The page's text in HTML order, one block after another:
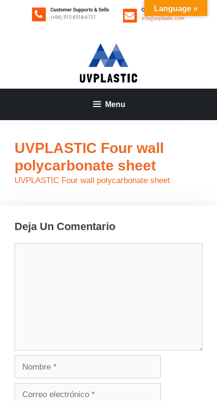
Menu
UVPLASTIC Four wall
polycarbonate sheet
UVPLASTIC Four wall polycarbonate sheet
Deja Un Comentario
Language »